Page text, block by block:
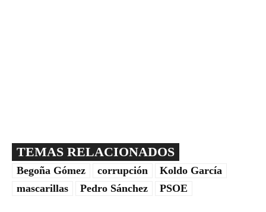
TEMAS RELACIONADOS
Begoña Gómez corrupción
Koldo García
mascarillas
Pedro Sánchez PSOE